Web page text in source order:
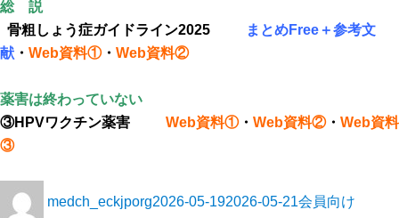
総 説
骨粗しょう症ガイドライン2025
まとめFree ＋参考文
献 ・ Web資料①・ Web資料②
薬害は終わっていない
③HPVワクチン薬害 Web資料①・ Web資料②・ Web資料
③
medch_eckjporg2026-05-192026-05-21会員向け